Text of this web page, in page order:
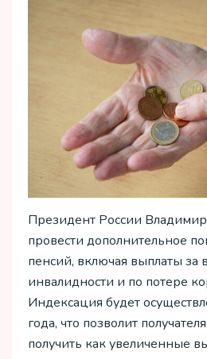
Президент России
провести дополнительное
пенсий, включая выплаты за
инвалидности и по потере
Индексация будет
года, что позволит
получить как увеличенные